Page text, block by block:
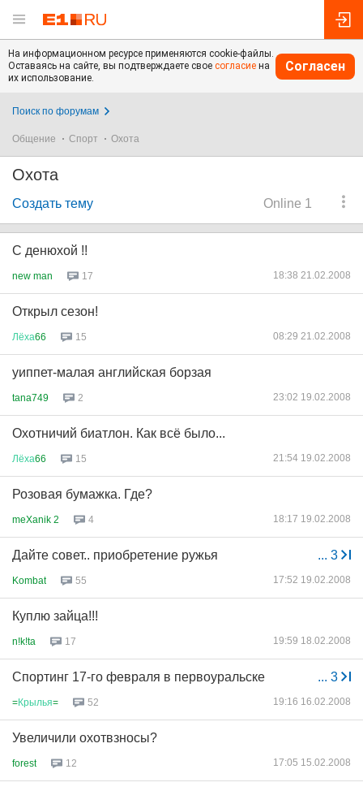
На информационном ресурсе применяются cookie-файлы.
Оставаясь на сайте, вы подтверждаете свое согласие на
их использование.
Согласен
Поиск по форумам
Общение Спорт Охота
Охота
Online 1
Создать тему
С денюхой !!
new man 17 18:38 21.02.2008
Открыл сезон!
Лёха66 15 08:29 21.02.2008
уиппет-малая английская борзая
tana749 2 23:02 19.02.2008
Охотничий биатлон. Как всё было...
Лёха66 15 21:54 19.02.2008
Розовая бумажка. Где?
meXanik 2 4 18:17 19.02.2008
... 3
Дайте совет.. приобретение ружья
Kombat 55 17:52 19.02.2008
Куплю зайца!!!
n!k!ta 17 19:59 18.02.2008
... 3
Спортинг 17-го февраля в первоуральске
=Крылья= 52 19:16 16.02.2008
Увеличили охотвзносы?
forest 12 17:05 15.02.2008